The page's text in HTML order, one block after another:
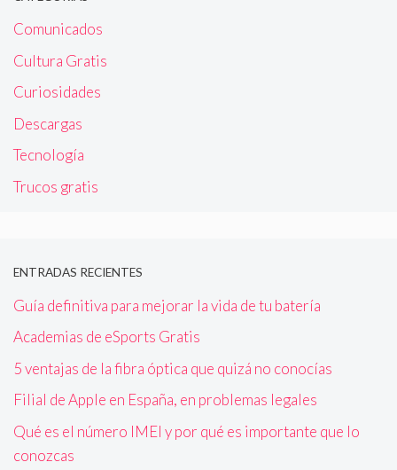
Comunicados
Cultura Gratis
Curiosidades
Descargas
Tecnología
Trucos gratis
ENTRADAS RECIENTES
Guía definitiva para mejorar la vida de tu batería
Academias de eSports Gratis
5 ventajas de la fibra óptica que quizá no conocías
Filial de Apple en España, en problemas legales
Qué es el número IMEI y por qué es importante que lo
conozcas